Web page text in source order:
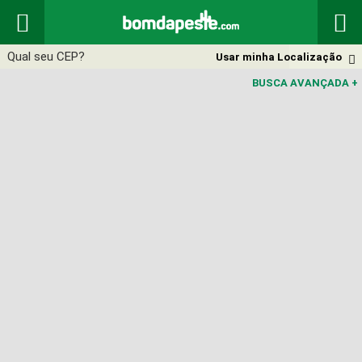
 

Usar minha Localização
BUSCA AVANÇADA +